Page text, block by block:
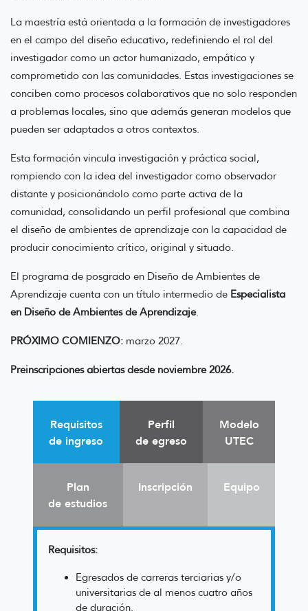
La maestría está orientada a la formación de investigadores
en el campo del diseño educativo, redefiniendo el rol del
investigador como un actor humanizado, empático y
comprometido con las comunidades. Estas investigaciones se
conciben como procesos colaborativos que no solo responden
a problemas locales, sino que además generan modelos que
pueden ser adaptados a otros contextos.
Esta formación vincula investigación y práctica social,
rompiendo con la idea del investigador como observador
distante y posicionándolo como parte activa de la
comunidad, consolidando un perfil profesional que combina
el diseño de ambientes de aprendizaje con la capacidad de
producir conocimiento crítico, original y situado.
El programa de posgrado en Diseño de Ambientes de
Aprendizaje cuenta con un título intermedio de Especialista
en Diseño de Ambientes de Aprendizaje.
PRÓXIMO COMIENZO: marzo 2027.
Preinscripciones abiertas desde noviembre 2026.
Requisitos
de ingreso
Perfil
de egreso
Modelo
UTEC
Plan
de estudios
Inscripción Equipo
Requisitos:
Egresados de carreras terciarias y/o
universitarias de al menos cuatro años
de duración.